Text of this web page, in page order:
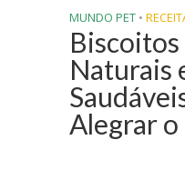
MUNDO PET •
Biscoitos
Naturais
Alegrar o